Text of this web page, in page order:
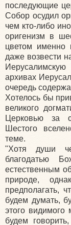
последующие
Собор осудил
чем кто-либо
оригенизм в
цветом именно
даже возвести
архивах
очередь
Хотелось бы
великого
Церковью за
Шестого
теме.
"Хотя души
благодатью
естественным
природе,
предполагать,
будем думать,
этого
будем